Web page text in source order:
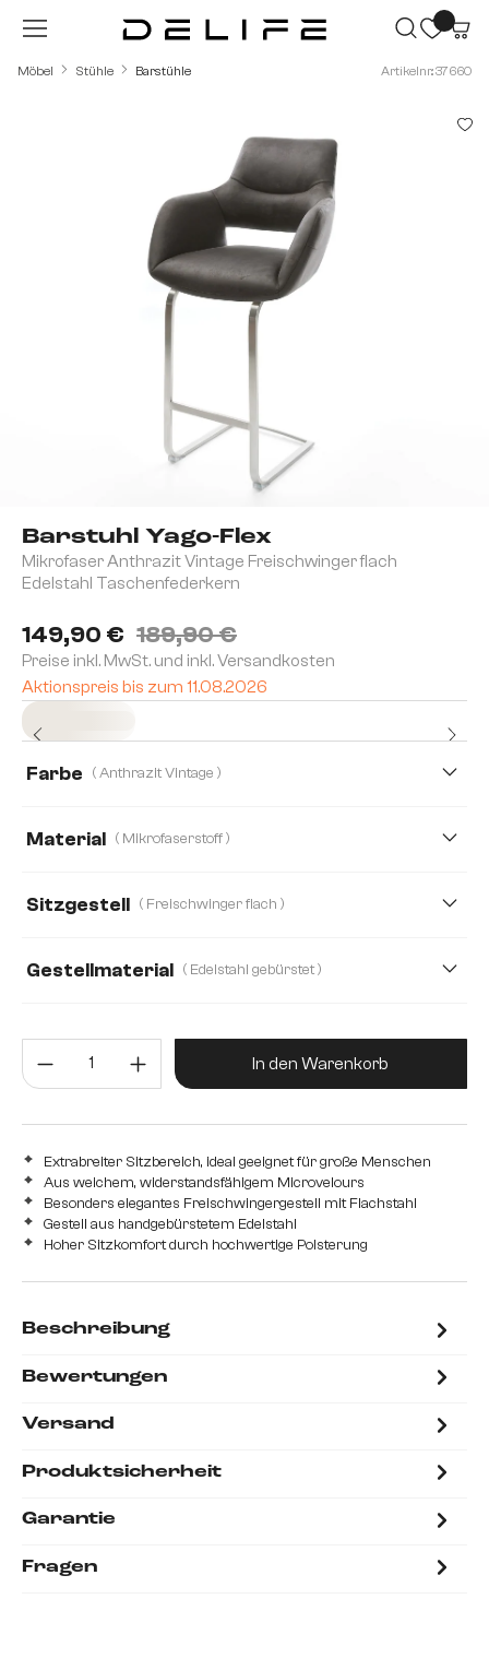
Zum Hauptinhalt springen
Möbel Stühle Barstühle Artikelnr.: 37660
Barstuhl Yago-Flex
Mikrofaser Anthrazit Vintage Freischwinger flach
Edelstahl Taschenfederkern
149,90 € 189,90 €
Preise inkl. MwSt. und inkl. Versandkosten
Aktionspreis bis zum 11.08.2026
Farbe ( Anthrazit Vintage )
Material ( Mikrofaserstoff )
Strukturstoff Soft Teddystoff
Sitzgestell ( Freischwinger flach )
Gestellmaterial ( Edelstahl gebürstet )
Produkt Anzahl: Gib den
In den Warenkorb
Extrabreiter Sitzbereich, ideal geeignet für große Menschen
Aus weichem, widerstandsfähigem Microvelours
Besonders elegantes Freischwingergestell mit Flachstahl
Gestell aus handgebürstetem Edelstahl
Hoher Sitzkomfort durch hochwertige Polsterung
Beschreibung
Bewertungen
Versand
Produktsicherheit
Garantie
Fragen